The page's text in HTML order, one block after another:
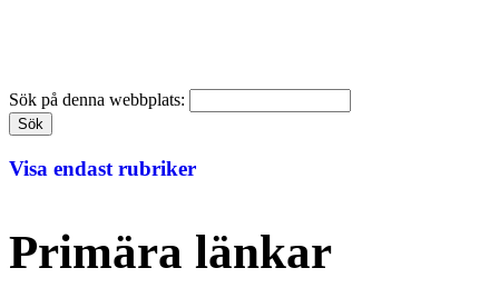
Sök på denna webbplats:
Visa endast rubriker
Primära länkar